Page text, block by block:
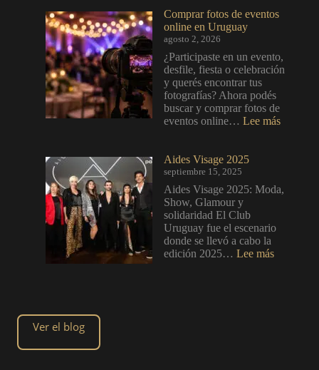
Comprar fotos de eventos
online en Uruguay
agosto 2, 2026
¿Participaste en un evento,
desfile, fiesta o celebración
y querés encontrar tus
fotografías? Ahora podés
buscar y comprar fotos de
eventos online… Lee más:
en
Aides Visage 2025
septiembre 15, 2025
Aides Visage 2025: Moda,
Show, Glamour y
solidaridad El Club
Uruguay fue el escenario
donde se llevó a cabo la
edición 2025… Lee más:
Ver el blog